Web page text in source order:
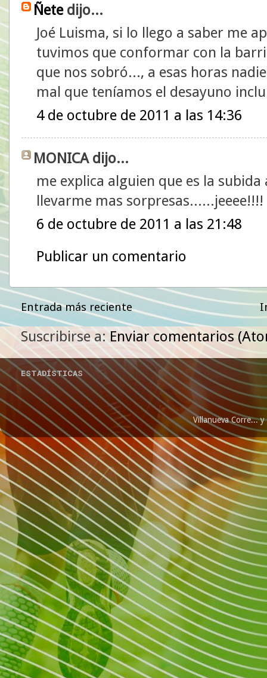
Ñetedijo...
Joé Luisma, si lo llego a saber me
tuvimos que conformar con la
que nos sobró..., a esas horas
mal que teníamos el desayuno
4 de octubre de 2011 a las 14:36
MONICA dijo...
me explica alguien que es la subida
llevarme mas sorpresas......jeeee!!!!
6 de octubre de 2011 a las 21:48
Publicar un comentario
Entrada más reciente
Suscribirse a:Enviar comentarios
ESTADÍSTICAS
Villanueva Corre...